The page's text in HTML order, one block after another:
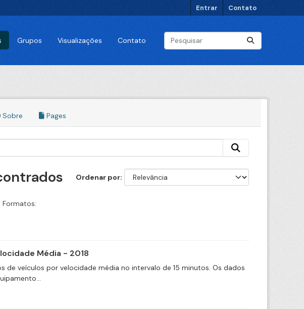
Entrar Contato
Grupos Visualizações Contato
Sobre Pages
Ordenar por
Formatos:
Média - 2018
veículos por velocidade média no intervalo de 15 minutos. Os dados